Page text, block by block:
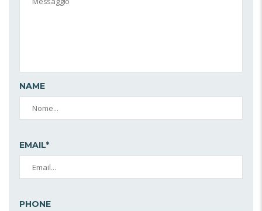
NAME
EMAIL*
PHONE